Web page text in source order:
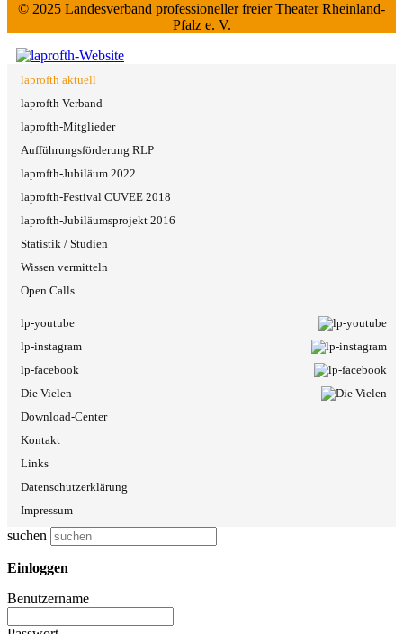
© 2025 Landesverband professioneller freier Theater Rheinland-
Pfalz e. V.
laprofth aktuell
laprofth Verband
laprofth-Mitglieder
Aufführungsförderung RLP
laprofth-Jubiläum 2022
laprofth-Festival CUVEE 2018
laprofth-Jubiläumsprojekt 2016
Statistik / Studien
Wissen vermitteln
Open Calls
lp-youtube
lp-instagram
lp-facebook
Die Vielen
Download-Center
Kontakt
Links
Datenschutzerklärung
Impressum
suchen
Einloggen
Benutzername